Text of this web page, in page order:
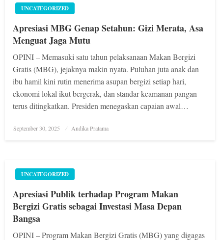
UNCATEGORIZED
Apresiasi MBG Genap Setahun: Gizi Merata, Asa
Menguat Jaga Mutu
OPINI – Memasuki satu tahun pelaksanaan Makan Bergizi
Gratis (MBG), jejaknya makin nyata. Puluhan juta anak dan
ibu hamil kini rutin menerima asupan bergizi setiap hari,
ekonomi lokal ikut bergerak, dan standar keamanan pangan
terus ditingkatkan. Presiden menegaskan capaian awal…
Posted
September 30, 2025 Andika Pratama
UNCATEGORIZED
Apresiasi Publik terhadap Program Makan
Bergizi Gratis sebagai Investasi Masa Depan
Bangsa
OPINI – Program Makan Bergizi Gratis (MBG) yang digagas